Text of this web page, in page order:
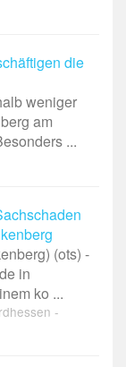
die
weniger
am
...
(ots) -
in
ko ...
-